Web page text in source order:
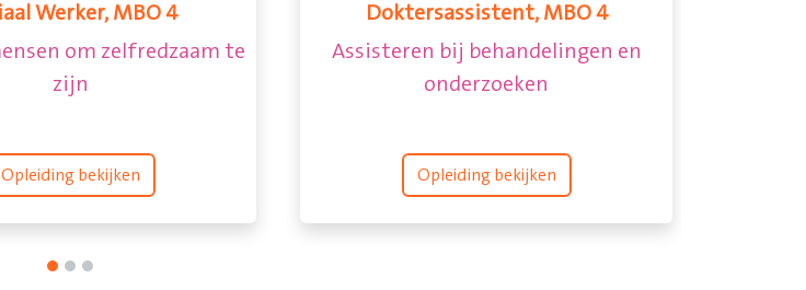
Werker, MBO 4
om zelfredzaam te
zijn
Opleiding bekijken
Doktersassistent, MBO 4
Assisteren bij behandelingen en
onderzoeken
Opleiding bekijken